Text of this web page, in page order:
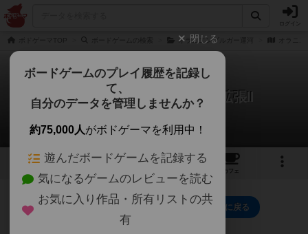
ログイン
オラニエンブルガー運河
オラニエンブルガー運河：拡張Ⅱ
0件のレビュー
1
カフェ
オラニエンブルガー運河：拡張Ⅱのトップに戻る
閉じる
ボードゲームのプレイ履歴を記録し
て、
自分のデータを管理しませんか？
約75,000人がボドゲーマを利用中！
遊んだボードゲームを記録する
気になるゲームのレビューを読む
お気に入り作品・所有リストの共
有